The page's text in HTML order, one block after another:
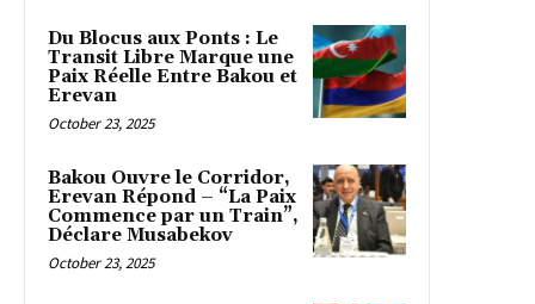
Du Blocus aux Ponts : Le
Transit Libre Marque une
Paix Réelle Entre Bakou et
Erevan
October 23, 2025
Bakou Ouvre le Corridor,
Erevan Répond – “La Paix
Commence par un Train”,
Déclare Musabekov
October 23, 2025